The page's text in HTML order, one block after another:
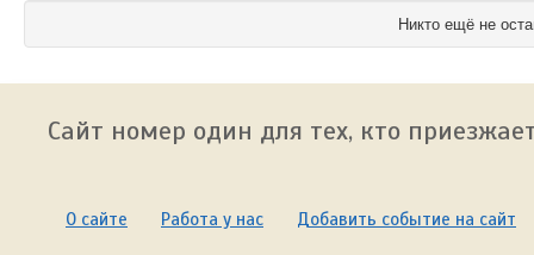
Никто ещё не
Сайт номер один для тех, кто
О сайте Работа у нас Добавить событие на сайт